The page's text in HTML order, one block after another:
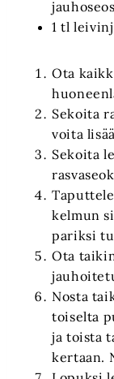
1 tl
Ota
Sekoita
voita
Sekoita
kelmun
pariksi
Ota
Nosta
toiselta
ja toista
kertaan.